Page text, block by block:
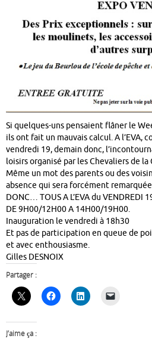
Si quelques-uns pensaient flâner le
ils ont fait un mauvais calcul. A l’EVA,
vendredi 19, demain donc,
loisirs organisé par les Chevaliers de la
Même un mot des parents ou des
absence qui sera forcément
DONC… TOUS A L’EVA du VENDREDI
DE 9H00/12H00 A 14H00/19H00.
Inauguration le vendredi à 18h30
Et pas de participation en queue de
et avec enthousiasme.
Gilles DESNOIX
Partager :
J’aime ça :